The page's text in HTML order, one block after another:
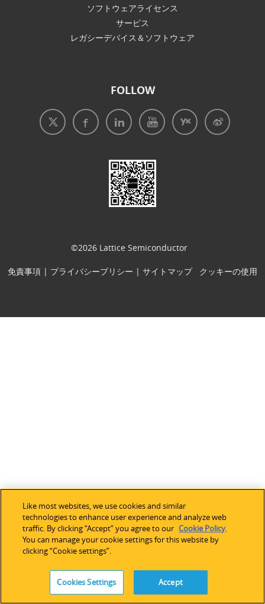
ソフトウェアライセンス
サービス
レガシーデバイス＆ソフトウェア
FOLLOW
免責事項 | プライバシープリシー | クッキーの使用
Like most websites, we use cookies and similar
technologies to enhance user experience and analyze web
traffic. By clicking “Accept” you agree to our Cookie Policy.
You can manage your cookie settings for this website by
clicking “Cookie settings”.
Cookies Settings Accept